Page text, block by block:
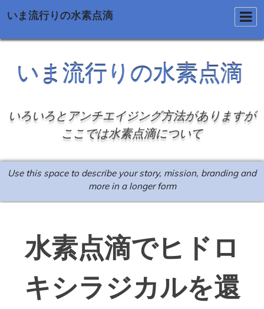
Skip
content
いま流行りの水素点滴
いま流行りの水素点滴
いろいろとアンチエイジング方法がありますが
ここでは水素点滴について
Use this space to describe your story, mission, branding and
more in a longer form
水素点滴でヒドロ
キシラジカルを還